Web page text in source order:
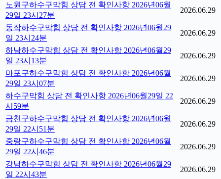
노원구하수구막힘 상담 전 확인사항 2026년06월
29일 23시27분
2026.06.29
동작하수구막힘 상담 전 확인사항 2026년06월29
일 23시24분
2026.06.29
하남하수구막힘 상담 전 확인사항 2026년06월29
일 23시13분
2026.06.29
마포구하수구막힘 상담 전 확인사항 2026년06월
29일 23시07분
2026.06.29
하수구막힘 상담 전 확인사항 2026년06월29일 22
시59분
2026.06.29
금천구하수구막힘 상담 전 확인사항 2026년06월
29일 22시51분
2026.06.29
중랑구하수구막힘 상담 전 확인사항 2026년06월
29일 22시46분
2026.06.29
강남하수구막힘 상담 전 확인사항 2026년06월29
일 22시43분
2026.06.29